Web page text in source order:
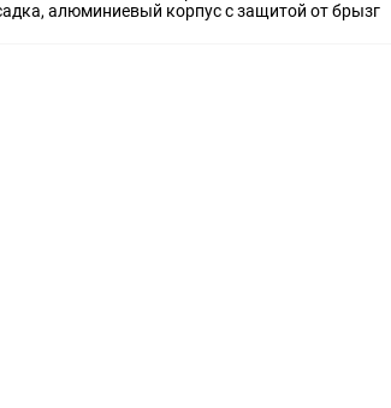
алюминиевый корпус с защитой от брызг